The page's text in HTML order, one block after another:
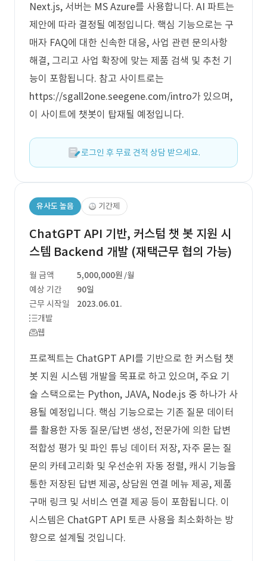
Next.js, 서버는 MS Azure를 사용합니다. AI 파트는
제안에 따라 결정될 예정입니다. 핵심 기능으로는 구
매자 FAQ에 대한 신속한 대응, 사업 관련 문의사항
해결, 그리고 사업 확장에 맞는 제품 검색 및 추천 기
능이 포함됩니다. 참고 사이트로는
https://sgall2one.seegene.com/intro가 있으며,
이 사이트에 챗봇이 탑재될 예정입니다.
로그인 후 무료 견적 상담 받으세요.
유사도 높음 기간제
ChatGPT API 기반, 커스텀 챗 봇 지원 시
스템 Backend 개발 (재택근무 협의 가능)
월 금액 5,000,000원 /월
예상 기간
90일
근무 시작일
2023.06.01.
개발
웹
프로젝트는 ChatGPT API를 기반으로 한 커스텀 챗
봇 지원 시스템 개발을 목표로 하고 있으며, 주요 기
술 스택으로는 Python, JAVA, Node.js 중 하나가 사
용될 예정입니다. 핵심 기능으로는 기존 질문 데이터
를 활용한 자동 질문/답변 생성, 전문가에 의한 답변
적합성 평가 및 파인 튜닝 데이터 저장, 자주 묻는 질
문의 카테고리화 및 우선순위 자동 정렬, 캐시 기능을
통한 저장된 답변 제공, 상담원 연결 메뉴 제공, 제품
구매 링크 및 서비스 연결 제공 등이 포함됩니다. 이
시스템은 ChatGPT API 토큰 사용을 최소화하는 방
향으로 설계될 것입니다.